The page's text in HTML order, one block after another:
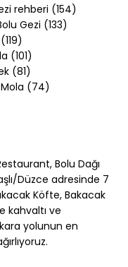
[2026]
yazı
rehberi (154)
yazı
Gezi (133)
(119)
(101)
(81)
(74)
Bolu Dağı
Düzce adresinde 7
Köfte, Bakacak
kahvaltı ve
yolunun en